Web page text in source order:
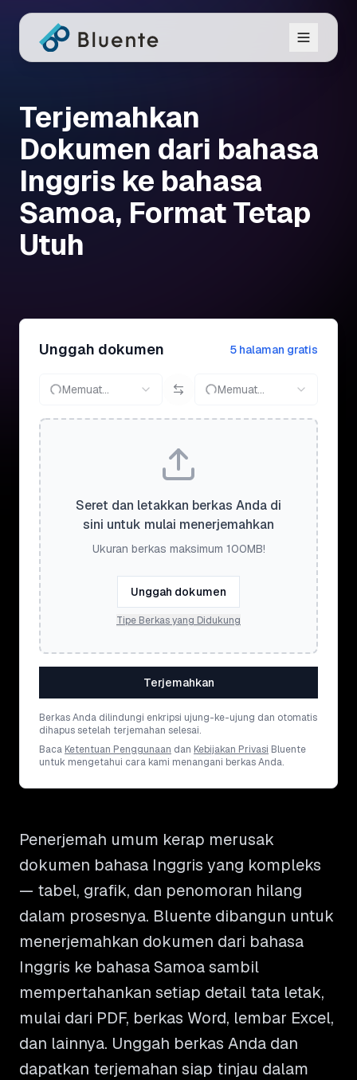
Terjemahkan
Dokumen dari bahasa
Inggris ke bahasa
Samoa, Format Tetap
Utuh
Unggah dokumen 5 halaman gratis
Memuat... Memuat...
Seret dan letakkan berkas Anda di
sini untuk mulai menerjemahkan
Ukuran berkas maksimum 100MB!
Unggah dokumen
Tipe Berkas yang Didukung
Terjemahkan
Berkas Anda dilindungi enkripsi ujung-ke-ujung dan otomatis
dihapus setelah terjemahan selesai.
Baca Ketentuan Penggunaan dan Kebijakan Privasi Bluente
untuk mengetahui cara kami menangani berkas Anda.
Penerjemah umum kerap merusak
dokumen bahasa Inggris yang kompleks
— tabel, grafik, dan penomoran hilang
dalam prosesnya. Bluente dibangun untuk
menerjemahkan dokumen dari bahasa
Inggris ke bahasa Samoa sambil
mempertahankan setiap detail tata letak,
mulai dari PDF, berkas Word, lembar Excel,
dan lainnya. Unggah berkas Anda dan
dapatkan terjemahan siap tinjau dalam